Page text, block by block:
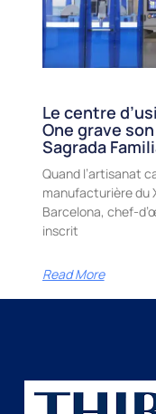
Le centre
One grave
Sagrada
Quand l’artisanat
manufacturière du
Barcelona, chef-
inscrit
Read More